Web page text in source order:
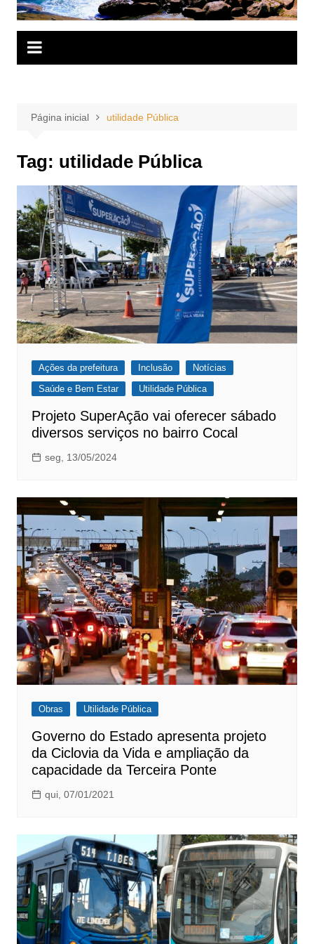
Página inicial utilidade Pública
Tag: utilidade Pública
Ações da prefeitura Inclusão
Notícias
Saúde e Bem Estar
Utilidade Pública
Projeto SuperAção vai oferecer sábado
diversos serviços no bairro Cocal
seg, 13/05/2024
Obras Utilidade Pública
Governo do Estado apresenta projeto
da Ciclovia da Vida e ampliação da
capacidade da Terceira Ponte
qui, 07/01/2021